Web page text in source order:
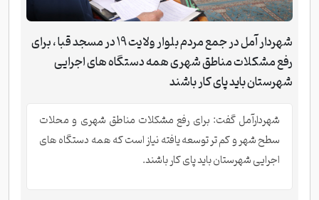
شهردار آمل در جمع مردم بلوار ولایت 19 در مسجد قبا ، برای
رفع مشکلات مناطق شهری همه دستگاه های اجرایی
شهرستان باید پای کار باشند
شهردارآمل گفت: برای رفع مشکلات مناطق شهری و محلات
سطح شهر و کم تر توسعه یافته نیاز است که همه دستگاه های
اجرایی شهرستان باید پای کار باشند.